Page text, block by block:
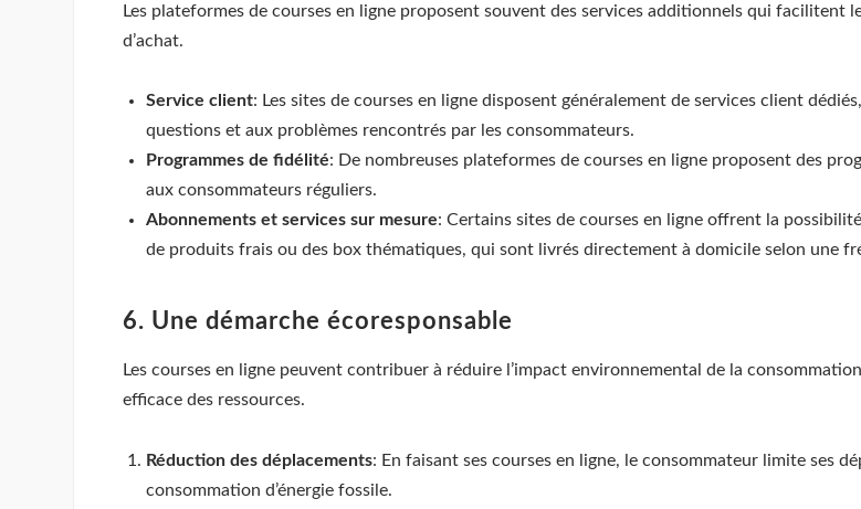
Les plateformes de courses en ligne proposent souvent des services additionnels qui
d’achat.
Service client: Les sites de courses en ligne disposent généralement de services client
questions et aux problèmes rencontrés par les consommateurs.
Programmes de fidélité: De nombreuses plateformes de courses en ligne proposent des
aux consommateurs réguliers.
Abonnements et services sur mesure: Certains sites de courses en ligne offrent la
de produits frais ou des box thématiques, qui sont livrés directement à domicile selon une
6. Une démarche écoresponsable
Les courses en ligne peuvent contribuer à réduire l’impact environnemental de la
efficace des ressources.
Réduction des déplacements: En faisant ses courses en ligne, le consommateur limite ses
consommation d’énergie fossile.